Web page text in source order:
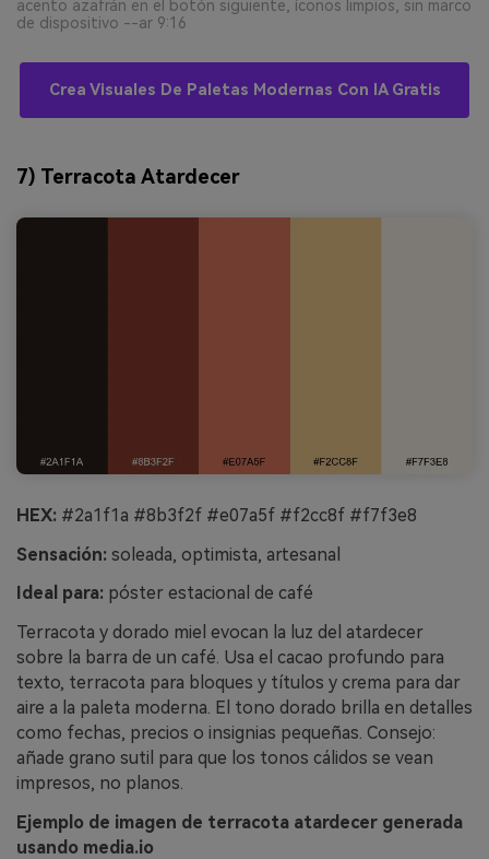
acento azafrán en el botón siguiente, íconos limpios, sin marco
de dispositivo --ar 9:16
Crea Visuales De Paletas Modernas Con IA Gratis
7) Terracota Atardecer
HEX: #2a1f1a #8b3f2f #e07a5f #f2cc8f #f7f3e8
Sensación: soleada, optimista, artesanal
Ideal para: póster estacional de café
Terracota y dorado miel evocan la luz del atardecer
sobre la barra de un café. Usa el cacao profundo para
texto, terracota para bloques y títulos y crema para dar
aire a la paleta moderna. El tono dorado brilla en detalles
como fechas, precios o insignias pequeñas. Consejo:
añade grano sutil para que los tonos cálidos se vean
impresos, no planos.
Ejemplo de imagen de terracota atardecer generada
usando media.io